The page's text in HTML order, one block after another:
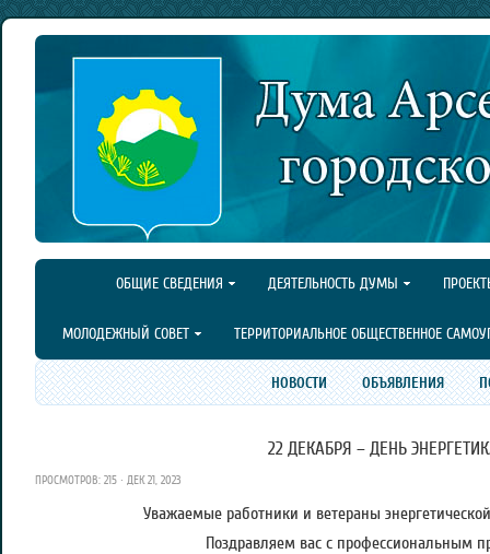
ОБЩИЕ СВЕДЕНИЯ ДЕЯТЕЛЬНОСТЬ ДУМЫ
МОЛОДЕЖНЫЙ СОВЕТ ТЕРРИТОРИАЛЬНОЕ ОБЩЕСТВЕННОЕ
НОВОСТИ ОБЪЯВЛЕНИЯ
22 ДЕКАБРЯ – ДЕНЬ
ПРОСМОТРОВ: 215 · ДЕК 21, 2023
Уважаемые работники и ветераны
Поздравляем вас с профессиональным